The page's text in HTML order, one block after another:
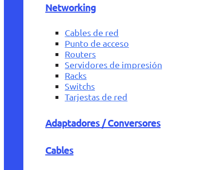
Networking
Cables de red
Punto de acceso
Routers
Servidores de impresión
Racks
Switchs
Tarjestas de red
Adaptadores / Conversores
Cables